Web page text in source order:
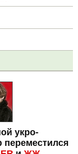
укро-
переместился